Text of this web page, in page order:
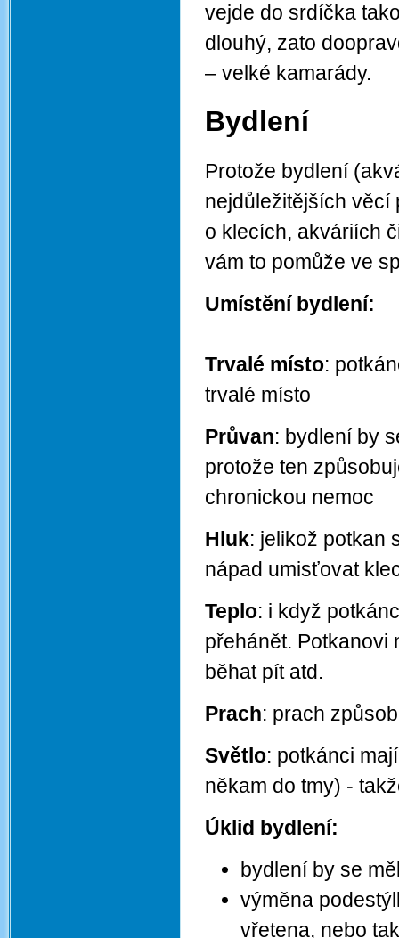
vejde do srdíčka
dlouhý, zato
– velké kamarády.
Bydlení
Protože bydlení
nejdůležitějších věcí
o klecích, akváriích
vám to pomůže ve
Umístění bydlení:
Trvalé místo:
trvalé místo
Průvan: bydlení by
protože ten
chronickou nemoc
Hluk: jelikož potkan
nápad umisťovat
Teplo: i když
přehánět. Potkanovi
běhat pít atd.
Prach: prach
Světlo: potkánci
někam do tmy) -
Úklid bydlení:
bydlení by se
výměna
vřetena, nebo